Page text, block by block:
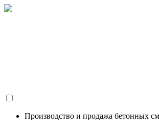
Производство и продажа бетонных